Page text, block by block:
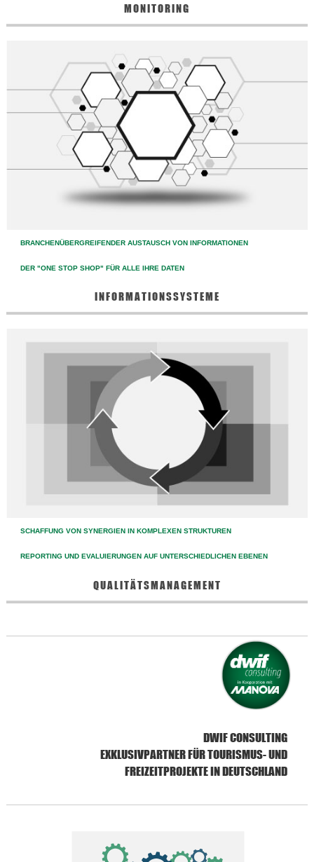
MONITORING
BRANCHENÜBERGREIFENDER AUSTAUSCH VON INFORMATIONEN
DER "ONE STOP SHOP" FÜR ALLE IHRE DATEN
INFORMATIONSSYSTEME
SCHAFFUNG VON SYNERGIEN IN KOMPLEXEN STRUKTUREN
REPORTING UND EVALUIERUNGEN AUF UNTERSCHIEDLICHEN EBENEN
QUALITÄTSMANAGEMENT
DWIF CONSULTING
EXKLUSIVPARTNER FÜR TOURISMUS- UND
FREIZEITPROJEKTE IN DEUTSCHLAND